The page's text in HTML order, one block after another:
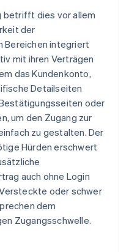
betrifft dies vor allem
der
Bereichen integriert
mit ihren Verträgen
das Kundenkonto,
Detailseiten
oder
um den Zugang zur
zu gestalten. Der
Hürden erschwert
auch ohne Login
oder schwer
dem
Zugangsschwelle.